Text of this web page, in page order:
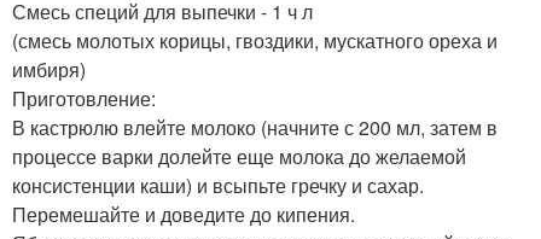
Смесь специй для выпечки - 1 ч л
(смесь молотых корицы, гвоздики, мускатного ореха и
имбиря)
Приготовление:
В кастрюлю влейте молоко (начните с 200 мл, затем в
процессе варки долейте еще молока до желаемой
консистенции каши) и всыпьте гречку и сахар.
Перемешайте и доведите до кипения.